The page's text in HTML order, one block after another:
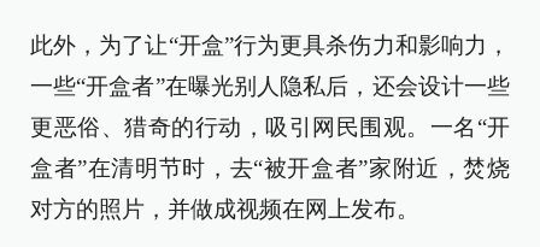
此外，为了让“开盒”行为更具杀伤力和影响力，
一些“开盒者”在曝光别人隐私后，还会设计一些
更恶俗、猎奇的行动，吸引网民围观。一名“开
盒者”在清明节时，去“被开盒者”家附近，焚烧
对方的照片，并做成视频在网上发布。